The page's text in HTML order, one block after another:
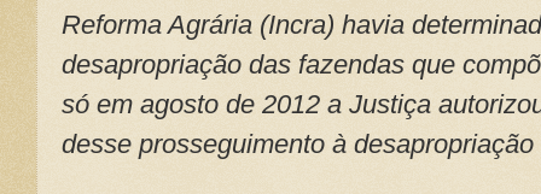
Reforma Agrária (Incra) havia
desapropriação das fazendas que
só em agosto de 2012 a Justiça
desse prosseguimento à